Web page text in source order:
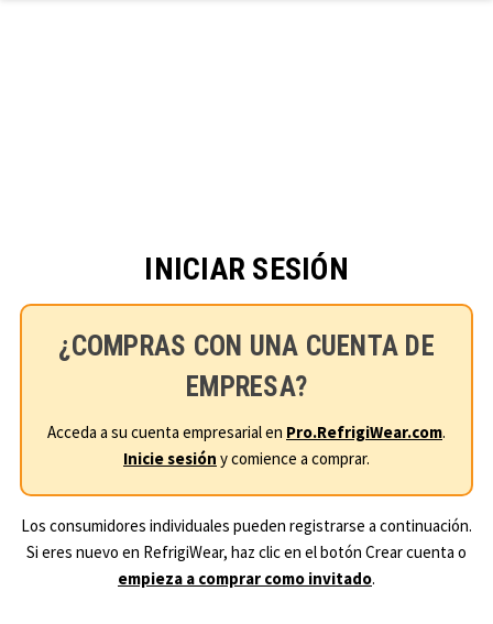
INICIAR SESIÓN
¿COMPRAS CON UNA CUENTA DE
EMPRESA?
Acceda a su cuenta empresarial en Pro.RefrigiWear.com.
Inicie sesión y comience a comprar.
Los consumidores individuales pueden registrarse a continuación.
Si eres nuevo en RefrigiWear, haz clic en el botón Crear cuenta o
empieza a comprar como invitado.